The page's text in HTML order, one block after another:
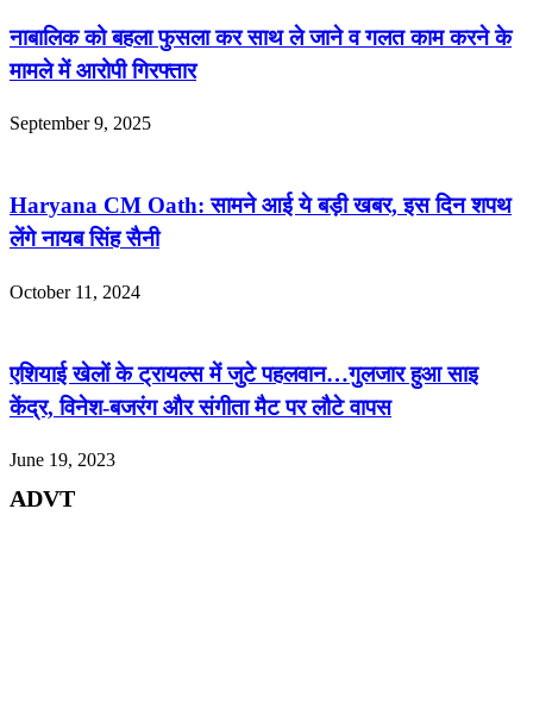
नाबालिक को बहला फुसला कर साथ ले जाने व गलत काम करने के
मामले में आरोपी गिरफ्तार
September 9, 2025
Haryana CM Oath: सामने आई ये बड़ी खबर, इस दिन शपथ
लेंगे नायब सिंह सैनी
October 11, 2024
एशियाई खेलों के ट्रायल्स में जुटे पहलवान…गुलजार हुआ साइ
केंद्र, विनेश-बजरंग और संगीता मैट पर लौटे वापस
June 19, 2023
ADVT